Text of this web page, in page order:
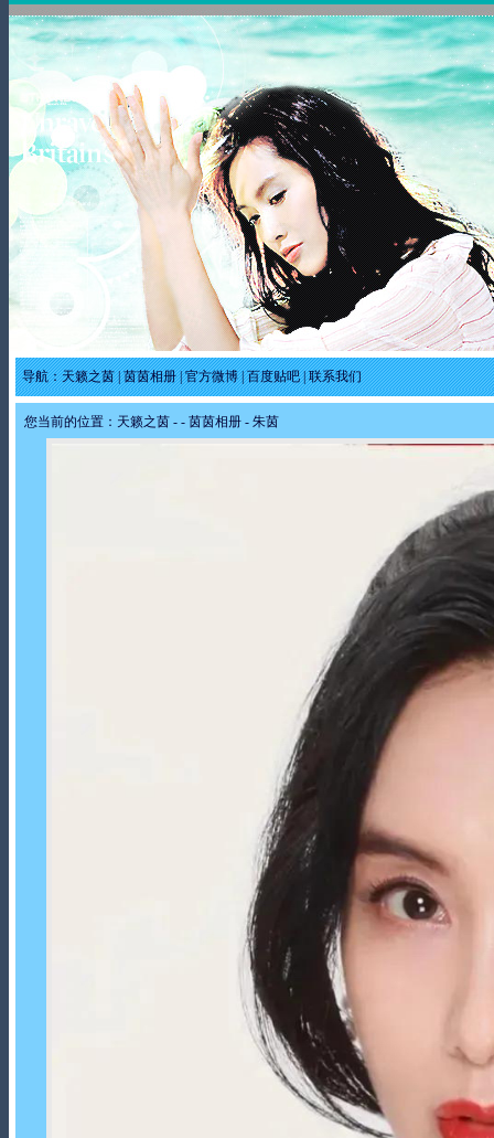
导航：天籁之茵|茵茵相册|官方微博|百度贴吧|联系我们
您当前的位置： 天籁之茵 - - 茵茵相册 - 朱茵